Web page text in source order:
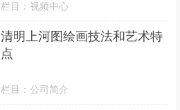
栏目：视频中心
清明上河图绘画技法和艺术特
点
栏目：公司简介